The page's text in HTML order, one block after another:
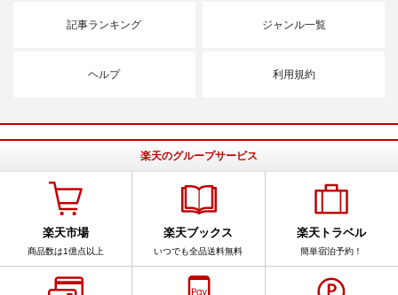
記事ランキング ジャンル一覧
ヘルプ 利用規約
楽天のグループサービス
楽天市場
商品数は1億点以上
楽天ブックス
いつでも全品送料無料
楽天トラベル
簡単宿泊予約！